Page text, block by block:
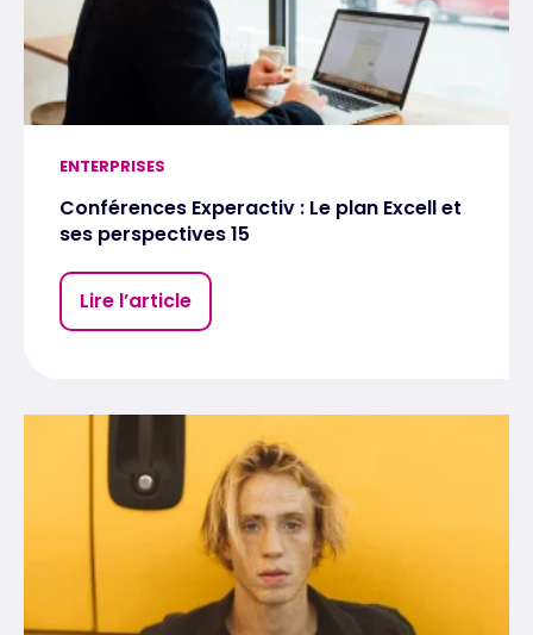
ENTERPRISES
Conférences Experactiv : Le plan Excell et
ses perspectives 15
Lire l’article